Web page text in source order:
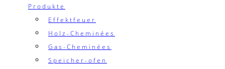
Produkte
Effektfeuer
Holz-Cheminées
Gas-Cheminées
Speicher-ofen